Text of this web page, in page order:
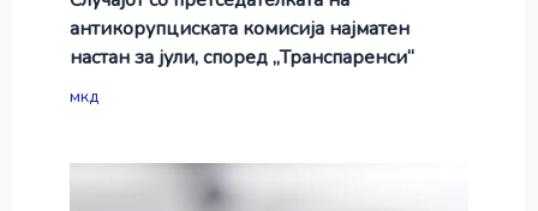
антикорупциската комисија најматен
настан за јули, според „Транспаренси“
мкд